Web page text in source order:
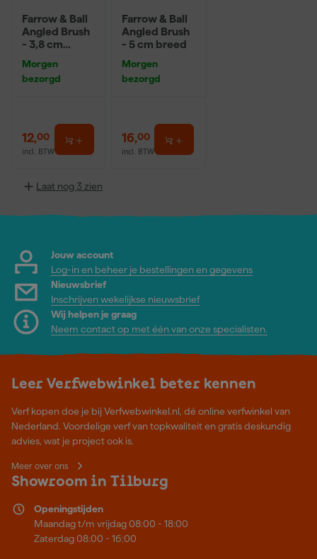
Farrow & Ball
Angled Brush
- 3,8 cm
Morgen
bezorgd
12,00
incl. BTW
Farrow & Ball
Angled Brush
- 5 cm breed
Morgen
bezorgd
16,00
incl. BTW
Laat nog 3 zien
Jouw account
Log-in en beheer je bestellingen en gegevens
Nieuwsbrief
Inschrijven wekelijkse nieuwsbrief
Wij helpen je graag
Neem contact op met één van onze specialisten.
Leer Verfwebwinkel beter kennen
Verf kopen doe je bij Verfwebwinkel.nl, dé online verfwinkel van
Nederland. Voordelige verf van topkwaliteit en gratis deskundig
advies, wat je project ook is.
Meer over ons
Showroom in Tilburg
Openingstijden
Maandag t/m vrijdag 08:00 - 18:00
Zaterdag 08:00 - 16:00